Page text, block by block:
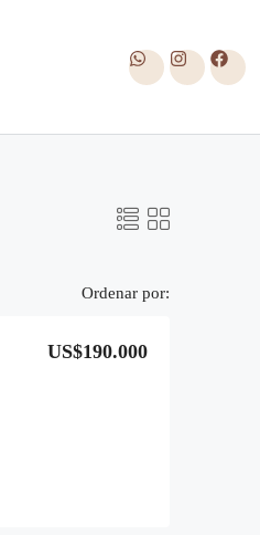
Ordenar por:
US$190.000